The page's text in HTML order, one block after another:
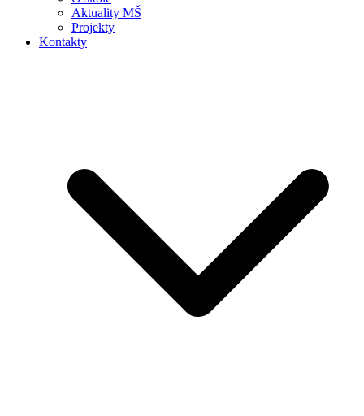
Aktuality MŠ
Projekty
Kontakty